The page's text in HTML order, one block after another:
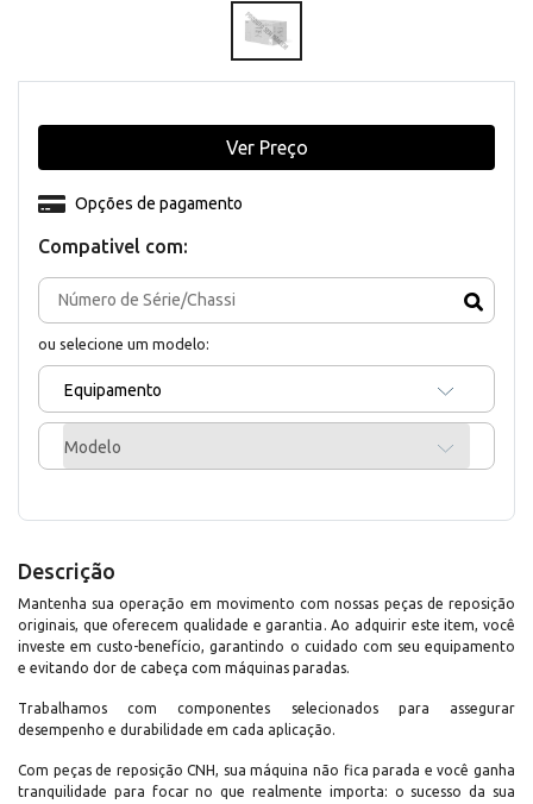
Compativel com:
ou selecione um modelo:
Equipamento
Modelo
Opções de pagamento
Ver Preço
Descrição
Mantenha sua operação em movimento com nossas peças de reposição
originais, que oferecem qualidade e garantia. Ao adquirir este item, você
investe em custo-benefício, garantindo o cuidado com seu equipamento
e evitando dor de cabeça com máquinas paradas.
Trabalhamos com componentes selecionados para assegurar
desempenho e durabilidade em cada aplicação.
Com peças de reposição CNH, sua máquina não fica parada e você ganha
tranquilidade para focar no que realmente importa: o sucesso da sua